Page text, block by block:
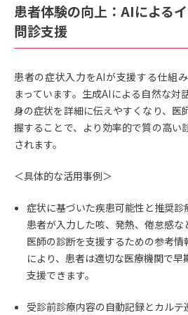
患者体験の向上：AIによる
問診支援
患者の症状入力をAIが支援する仕組
まっています。生成AIによる自然な対
身の症状を詳細に伝えやすくなり、医
握することで、より効率的で質の高い
されます。
＜具体的な活用事例＞
症状に基づいた疾患可能性と推奨診
患者が入力した咳、発熱、倦怠感な
医師の診断を支援するための参考
により、患者は適切な医療機関で
支援できます。
受診前診療内容の自動記録とカルテ